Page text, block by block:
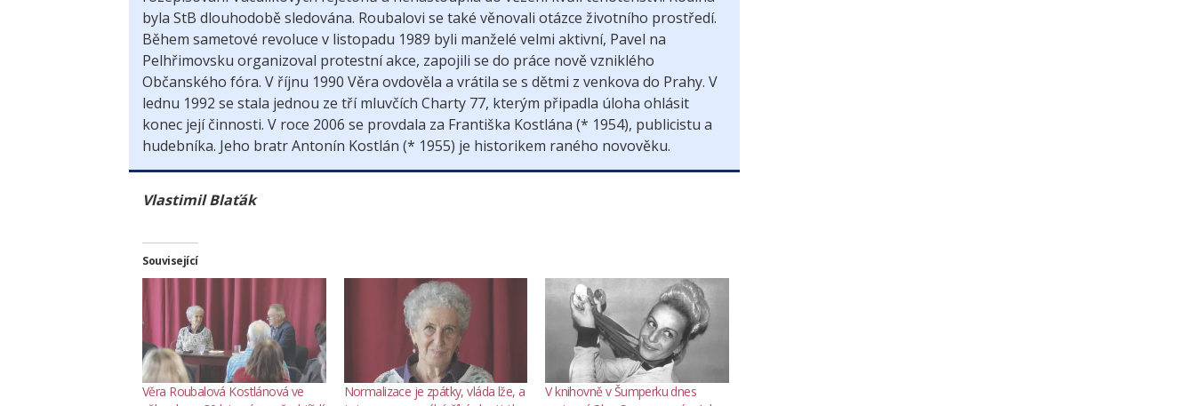
byla StB dlouhodobě sledována. Roubalovi se také věnovali otázce životního prostředí.
Během sametové revoluce v listopadu 1989 byli manželé velmi aktivní, Pavel na
Pelhřimovsku organizoval protestní akce, zapojili se do práce nově vzniklého
Občanského fóra. V říjnu 1990 Věra ovdověla a vrátila se s dětmi z venkova do Prahy. V
lednu 1992 se stala jednou ze tří mluvčích Charty 77, kterým připadla úloha ohlásit
konec její činnosti. V roce 2006 se provdala za Františka Kostlána (* 1954), publicistu a
hudebníka. Jeho bratr Antonín Kostlán (* 1955) je historikem raného novověku.
Vlastimil Blaťák
Související
Věra Roubalová Kostlánová ve
Normalizace je zpátky, vláda lže, a
V knihovně v Šumperku dnes